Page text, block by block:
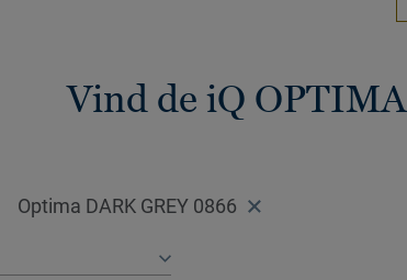
Vind de iQ
Optima DARK GREY 0866